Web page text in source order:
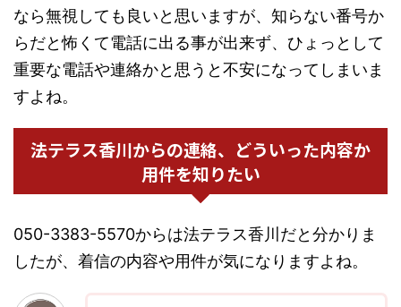
なら無視しても良いと思いますが、知らない番号か
らだと怖くて電話に出る事が出来ず、ひょっとして
重要な電話や連絡かと思うと不安になってしまいま
すよね。
法テラス香川からの連絡、どういった内容か
用件を知りたい
050-3383-5570からは法テラス香川だと分かりま
したが、着信の内容や用件が気になりますよね。